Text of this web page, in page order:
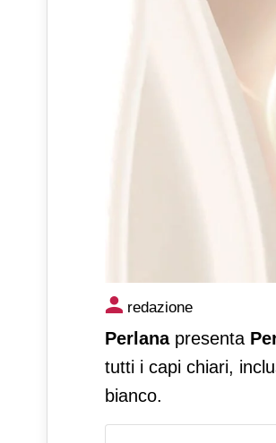
Perlana innova
ingrigimento
redazione
Perlanapresenta
tutti i capi chiari,
bianco.